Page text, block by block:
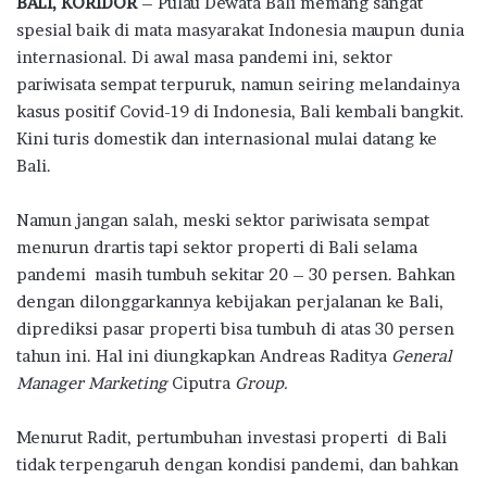
e
b
o
o
k
it
te
r
at
s
A
p
p
e e
g
ra
m
ar
e
spesial baik di mata masyarakat Indonesia maupun dunia
internasional. Di awal masa pandemi ini, sektor
pariwisata sempat terpuruk, namun seiring melandainya
kasus positif Covid-19 di Indonesia, Bali kembali bangkit.
Kini turis domestik dan internasional mulai datang ke
Bali.
Namun jangan salah, meski sektor pariwisata sempat
menurun drartis tapi sektor properti di Bali selama
pandemi masih tumbuh sekitar 20 – 30 persen. Bahkan
dengan dilonggarkannya kebijakan perjalanan ke Bali,
diprediksi pasar properti bisa tumbuh di atas 30 persen
tahun ini. Hal ini diungkapkan Andreas Raditya General
Manager MarketingCiputra Group.
Menurut Radit, pertumbuhan investasi properti di Bali
tidak terpengaruh dengan kondisi pandemi, dan bahkan